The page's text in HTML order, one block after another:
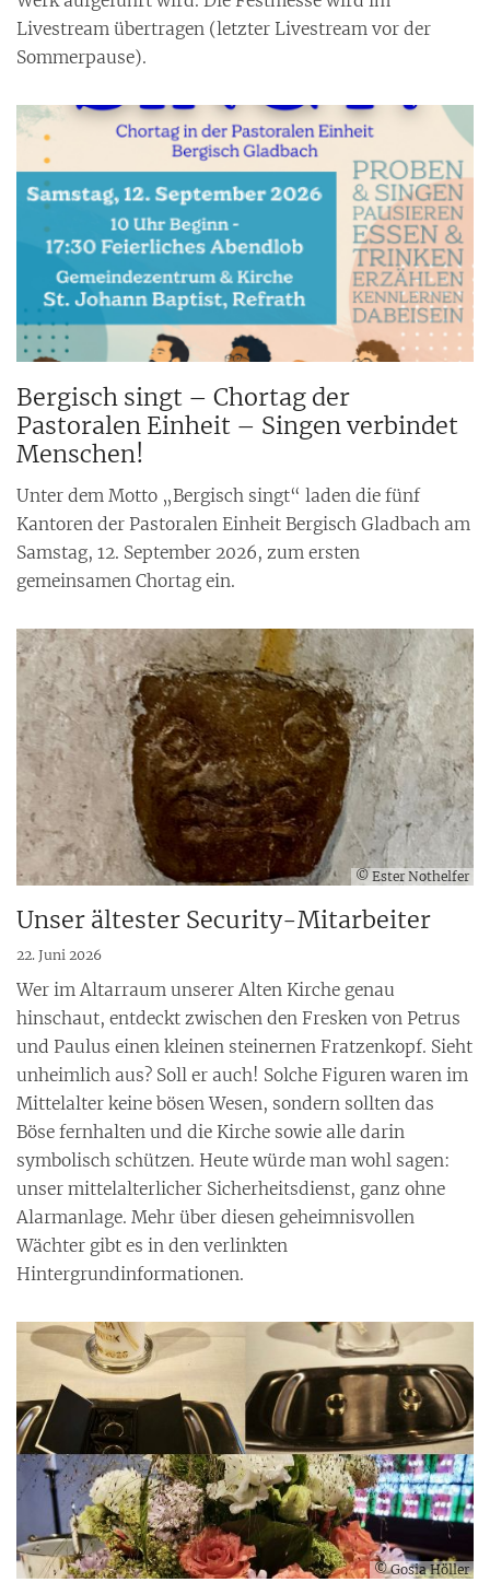
Livestream übertragen (letzter Livestream vor der
Sommerpause).
Bergisch singt – Chortag der
Pastoralen Einheit – Singen verbindet
Menschen!
Unter dem Motto „Bergisch singt“ laden die fünf
Kantoren der Pastoralen Einheit Bergisch Gladbach am
Samstag, 12. September 2026, zum ersten
gemeinsamen Chortag ein.
© Ester Nothelfer
Unser ältester Security-Mitarbeiter
22. Juni 2026
Wer im Altarraum unserer Alten Kirche genau
hinschaut, entdeckt zwischen den Fresken von Petrus
und Paulus einen kleinen steinernen Fratzenkopf. Sieht
unheimlich aus? Soll er auch! Solche Figuren waren im
Mittelalter keine bösen Wesen, sondern sollten das
Böse fernhalten und die Kirche sowie alle darin
symbolisch schützen. Heute würde man wohl sagen:
unser mittelalterlicher Sicherheitsdienst, ganz ohne
Alarmanlage. Mehr über diesen geheimnisvollen
Wächter gibt es in den verlinkten
Hintergrundinformationen.
© Gosia Höller